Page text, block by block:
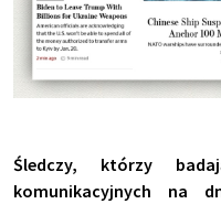
Śledczy, którzy
komunikacyjnych na